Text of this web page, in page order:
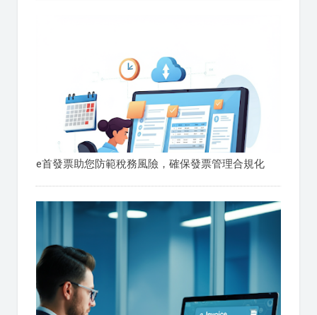
e首發票助您防範稅務風險，確保發票管理合規化